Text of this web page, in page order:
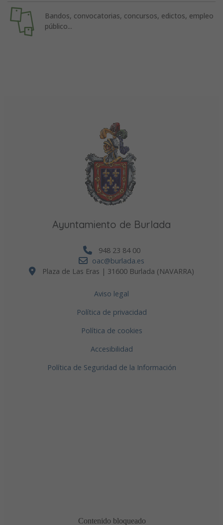
Bandos, convocatorias, concursos, edictos, empleo
público...
Ayuntamiento de Burlada
948 23 84 00
oac@burlada.es
Plaza de Las Eras | 31600 Burlada (NAVARRA)
Aviso legal
Política de privacidad
Política de cookies
Accesibilidad
Política de Seguridad de la Información